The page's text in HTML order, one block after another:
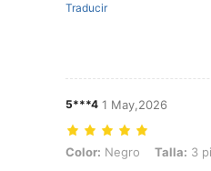
Traducir
5***4 1 May,2026
Color: Negro, Talla: 3 piezas
Color: Negro Talla: 3